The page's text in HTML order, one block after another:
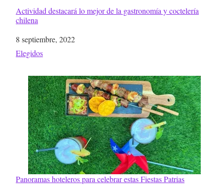
Actividad destacará lo mejor de la gastronomía y coctelería
chilena
Fecha
8 septiembre, 2022
Respecto a
Elegidos
Panoramas hoteleros para celebrar estas Fiestas Patrias